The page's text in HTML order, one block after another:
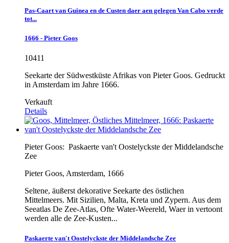
Pas-Caart van Guinea en de Custen daer aen gelegen Van Cabo verde
tot...
1666 - Pieter Goos
10411
Seekarte der Südwestküste Afrikas von Pieter Goos. Gedruckt
in Amsterdam im Jahre 1666.
Verkauft
Details
Pieter Goos: Paskaerte van't Oostelyckste der Middelandsche
Zee
Pieter Goos, Amsterdam, 1666
Seltene, äußerst dekorative Seekarte des östlichen
Mittelmeers. Mit Sizilien, Malta, Kreta und Zypern. Aus dem
Seeatlas De Zee-Atlas, Ofte Water-Weereld, Waer in vertoont
werden alle de Zee-Kusten...
Paskaerte van't Oostelyckste der Middelandsche Zee